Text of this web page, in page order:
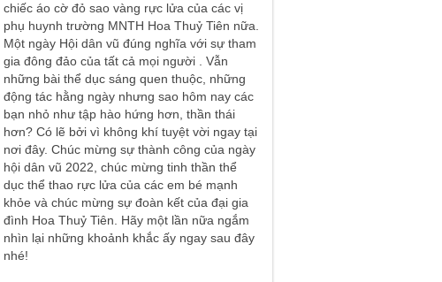
chiếc áo cờ đỏ sao vàng rực lửa của các vị
phụ huynh trường MNTH Hoa Thuỷ Tiên nữa.
Một ngày Hội dân vũ đúng nghĩa với sự tham
gia đông đảo của tất cả mọi người . Vẫn
những bài thể dục sáng quen thuộc, những
động tác hằng ngày nhưng sao hôm nay các
bạn nhỏ như tập hào hứng hơn, thần thái
hơn? Có lẽ bởi vì không khí tuyệt vời ngay tại
nơi đây. Chúc mừng sự thành công của ngày
hội dân vũ 2022, chúc mừng tinh thần thể
dục thể thao rực lửa của các em bé mạnh
khỏe và chúc mừng sự đoàn kết của đại gia
đình Hoa Thuỷ Tiên. Hãy một lần nữa ngắm
nhìn lại những khoảnh khắc ấy ngay sau đây
nhé!